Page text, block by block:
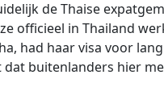
de Thaise
officieel in Thailand
had haar visa voor
buitenlanders hier